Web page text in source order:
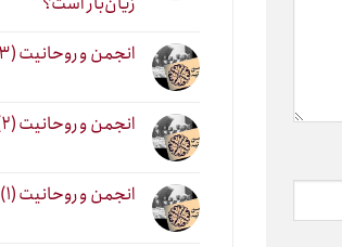
انجمن و روحانیت (۳)
انجمن و روحانیت (۲)
انجمن و روحانیت (۱)